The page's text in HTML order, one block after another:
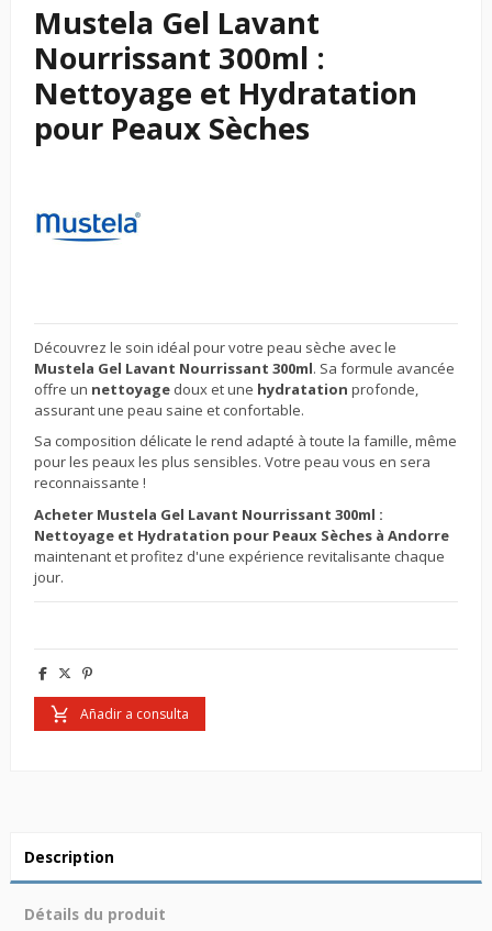
Mustela Gel Lavant
Nourrissant 300ml :
Nettoyage et Hydratation
pour Peaux Sèches
Découvrez le soin idéal pour votre peau sèche avec le
Mustela Gel Lavant Nourrissant 300ml. Sa formule avancée
offre un nettoyage doux et une hydratation profonde,
assurant une peau saine et confortable.
Sa composition délicate le rend adapté à toute la famille, même
pour les peaux les plus sensibles. Votre peau vous en sera
reconnaissante !
Acheter Mustela Gel Lavant Nourrissant 300ml :
Nettoyage et Hydratation pour Peaux Sèches à Andorre
maintenant et profitez d'une expérience revitalisante chaque
jour.
Añadir a consulta
Description
Détails du produit